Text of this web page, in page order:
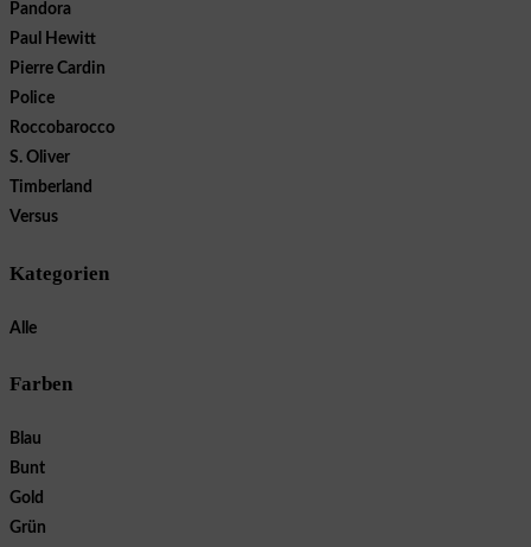
Pandora
Paul Hewitt
Pierre Cardin
Police
Roccobarocco
S. Oliver
Timberland
Versus
Kategorien
Alle
Farben
Blau
Bunt
Gold
Grün